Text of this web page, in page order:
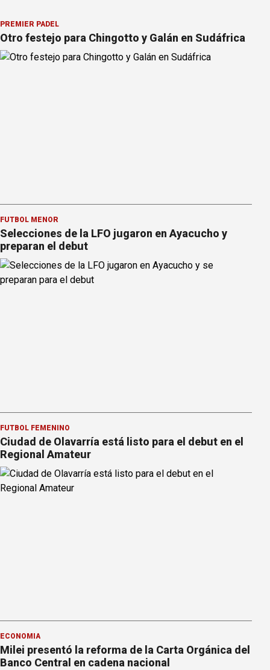
PREMIER PÁDEL
Otro festejo para Chingotto y Galán en Sudáfrica
FÚTBOL MENOR
Selecciones de la LFO jugaron en Ayacucho y
preparan el debut
FÚTBOL FEMENINO
Ciudad de Olavarría está listo para el debut en el
Regional Amateur
ECONOMÍA
Milei presentó la reforma de la Carta Orgánica del
Banco Central en cadena nacional